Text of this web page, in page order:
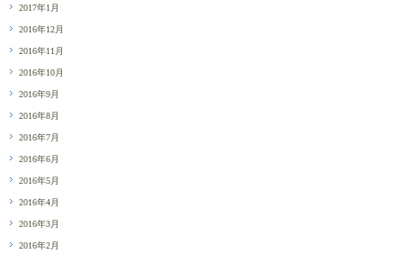
2017年1月
2016年12月
2016年11月
2016年10月
2016年9月
2016年8月
2016年7月
2016年6月
2016年5月
2016年4月
2016年3月
2016年2月